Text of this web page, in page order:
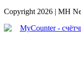
Copyright 2026 | MH